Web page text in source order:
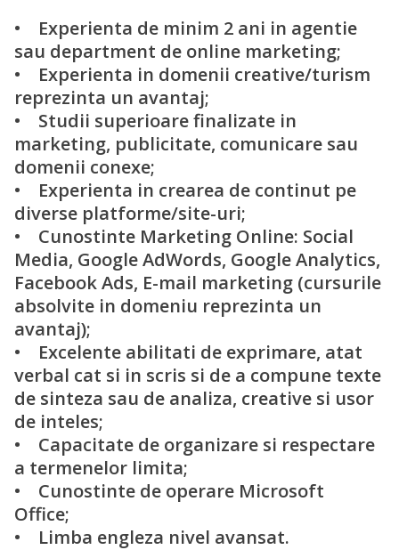
• Experienta de minim 2 ani in agentie
sau department de online marketing;
• Experienta in domenii creative/turism
reprezinta un avantaj;
• Studii superioare finalizate in
marketing, publicitate, comunicare sau
domenii conexe;
• Experienta in crearea de continut pe
diverse platforme/site-uri;
• Cunostinte Marketing Online: Social
Media, Google AdWords, Google Analytics,
Facebook Ads, E-mail marketing (cursurile
absolvite in domeniu reprezinta un
avantaj);
• Excelente abilitati de exprimare, atat
verbal cat si in scris si de a compune texte
de sinteza sau de analiza, creative si usor
de inteles;
• Capacitate de organizare si respectare
a termenelor limita;
• Cunostinte de operare Microsoft
Office;
• Limba engleza nivel avansat.